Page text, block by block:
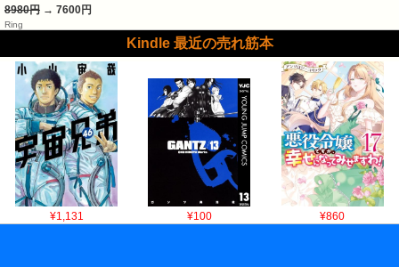
8980円 → 7600円
Ring
Kindle 最近の売れ筋本
¥1,131 ¥100 ¥860